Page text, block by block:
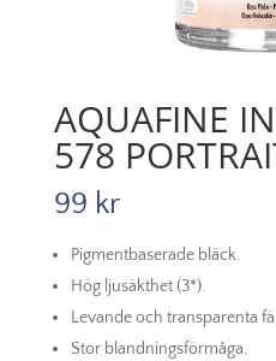
AQUAFINE
578
99 kr
Pigmentbaserade bläck.
Hög ljusäkthet (3*).
Levande och transparenta
Stor blandningsförmåga.